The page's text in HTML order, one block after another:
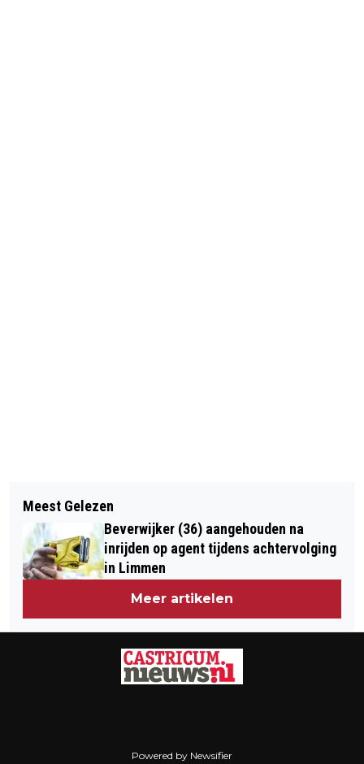
TOPATLETEN KIJKEN UIT NAAR
WARME DAM TOT DAMLOOP
NA VOGELS, VLINDERS, WESPEN EN
MUGGEN GAAN WE DIT WEEKEND
EGELS TELLEN
Meest Gelezen
Beverwijker (36) aangehouden na
inrijden op agent tijdens achtervolging
in Limmen
Meer artikelen
Powered by Newsifier